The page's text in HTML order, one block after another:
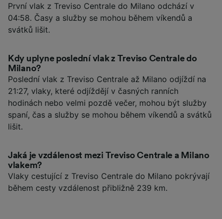
První vlak z Treviso Centrale do Milano odchází v
04:58. Časy a služby se mohou během víkendů a
svátků lišit.
Kdy uplyne poslední vlak z Treviso Centrale do
Milano?
Poslední vlak z Treviso Centrale až Milano odjíždí na
21:27, vlaky, které odjíždějí v časných ranních
hodinách nebo velmi pozdě večer, mohou být služby
spaní, čas a služby se mohou během víkendů a svátků
lišit.
Jaká je vzdálenost mezi Treviso Centrale a Milano
vlakem?
Vlaky cestující z Treviso Centrale do Milano pokrývají
během cesty vzdálenost přibližně 239 km.